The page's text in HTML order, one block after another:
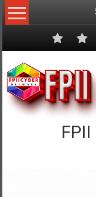
Lompat
ke
FPII